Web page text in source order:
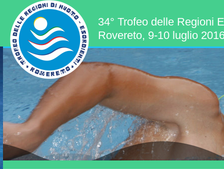
34° Trofeo delle Regioni
Rovereto, 9-10 luglio